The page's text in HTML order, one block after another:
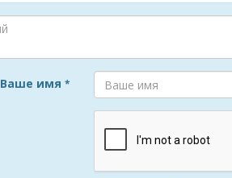
Ваше имя *